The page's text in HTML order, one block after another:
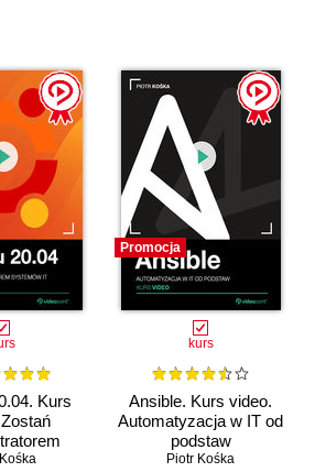
Kurs
IT
Promocja
kurs
Ansible. Kurs video.
Automatyzacja w IT od
podstaw
Piotr Kośka